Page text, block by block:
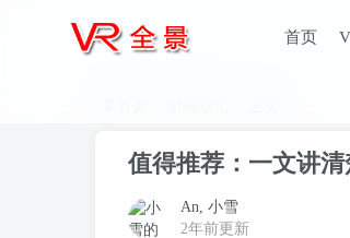
首页
值得推荐：一文讲清
An, 小雪
2年前更新